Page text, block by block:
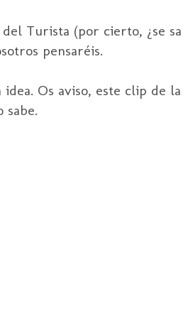
Turista (por cierto, ¿se
pensaréis.
Os aviso, este clip de
sabe.